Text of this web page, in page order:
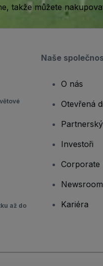
takže můžete
až do
Naše
O nás
Otevřená
Investoři
Corporate
Newsroom
Kariéra